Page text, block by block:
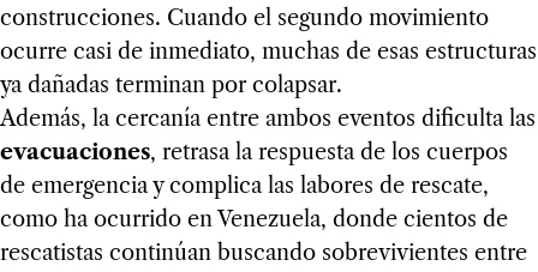
construcciones. Cuando el segundo movimiento
ocurre casi de inmediato, muchas de esas estructuras
ya dañadas terminan por colapsar.
Además, la cercanía entre ambos eventos dificulta las
evacuaciones, retrasa la respuesta de los cuerpos
de emergencia y complica las labores de rescate,
como ha ocurrido en Venezuela, donde cientos de
rescatistas continúan buscando sobrevivientes entre